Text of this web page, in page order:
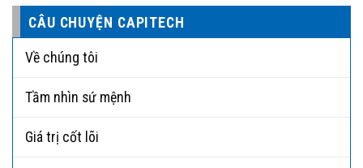
CÂU CHUYỆN CAPITECH
Về chúng tôi
Tầm nhìn sứ mệnh
Giá trị cốt lõi